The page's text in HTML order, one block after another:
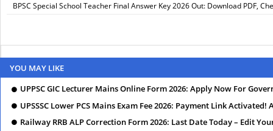
BPSC Special School Teacher Final Answer Key 2026 Out: Download PDF,
YOU MAY LIKE
UPPSC GIC Lecturer Mains Online Form 2026: Apply Now For
UPSSSC Lower PCS Mains Exam Fee 2026: Payment Link Activated!
Railway RRB ALP Correction Form 2026: Last Date Today – Edit